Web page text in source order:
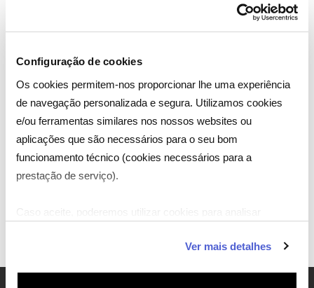
Configuração de cookies
Os cookies permitem-nos proporcionar lhe uma experiência
de navegação personalizada e segura. Utilizamos cookies
e/ou ferramentas similares nos nossos websites ou
aplicações que são necessários para o seu bom
funcionamento técnico (cookies necessários para a
prestação de serviço).
serviço às suas preferências e apresentar-lheVer mais detalhes
Baseada no livro “The Little Dollhouse”, de Jan Lebeyka,
colorida, dirigida a crianças em idade pré-escolar, que
conduz os mais pequenos através de todas as divisões
de uma fantástica casa de bonecas composta por
deliciosos “mini-mundos” e personagens amorosas de
gatinhos encantadores, trabalhos manuais cheios de
originalidade e muita magia